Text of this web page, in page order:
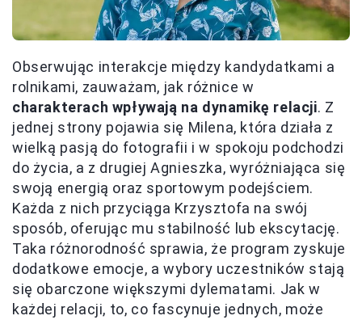
Obserwując interakcje między kandydatkami a
rolnikami, zauważam, jak różnice w
charakterach wpływają na dynamikę relacji. Z
jednej strony pojawia się Milena, która działa z
wielką pasją do fotografii i w spokoju podchodzi
do życia, a z drugiej Agnieszka, wyróżniająca się
swoją energią oraz sportowym podejściem.
Każda z nich przyciąga Krzysztofa na swój
sposób, oferując mu stabilność lub ekscytację.
Taka różnorodność sprawia, że program zyskuje
dodatkowe emocje, a wybory uczestników stają
się obarczone większymi dylematami. Jak w
każdej relacji, to, co fascynuje jednych, może